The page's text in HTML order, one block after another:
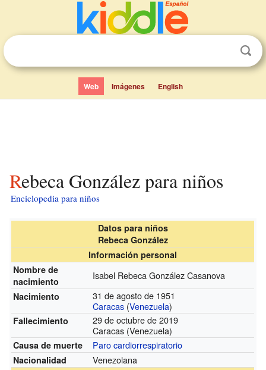
Web Imágenes English
Rebeca González para niños
Enciclopedia para niños
Datos para niños
Rebeca González
Información personal
Nombre de
nacimiento
Isabel Rebeca González Casanova
Nacimiento
31 de agosto de 1951
Caracas (Venezuela)
Fallecimiento
29 de octubre de 2019
Caracas (Venezuela)
Causa de muerte Paro cardiorrespiratorio
Nacionalidad Venezolana